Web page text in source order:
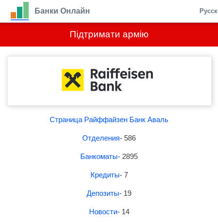
Підтримати армію
Банки Онлайн
Страница Райффайзен Банк Аваль
Отделения- 586
Банкоматы- 2895
Кредиты- 7
Депозиты- 19
Новости- 14